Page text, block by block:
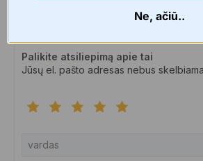
Palikite atsiliepimą apie tai
Jūsų el. pašto adresas nebus
Ne, ačiū..